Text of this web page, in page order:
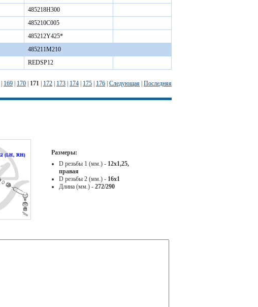
485218H300
485210C005
485212Y425*
485211M210
REDSP12
169 170 171 172 173 174 175 176 Следующая Последняя
Размеры:
D резьбы 1 (мм.) - 12х1,25,
правая
D резьбы 2 (мм.) - 16х1
Длина (мм.) - 272/290